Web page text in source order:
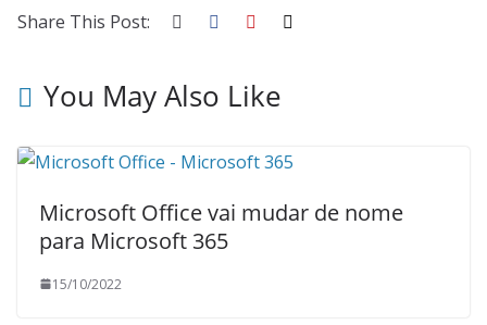
Share This Post:
You May Also Like
Microsoft Office vai mudar de nome
para Microsoft 365
15/10/2022